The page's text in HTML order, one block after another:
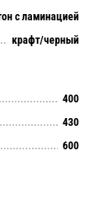
с ламинацией
крафт/черный
400
430
600